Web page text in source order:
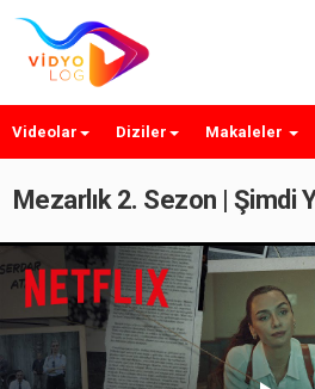
Videolar Diziler Makaleler
Mezarlık 2. Sezon | Şimdi